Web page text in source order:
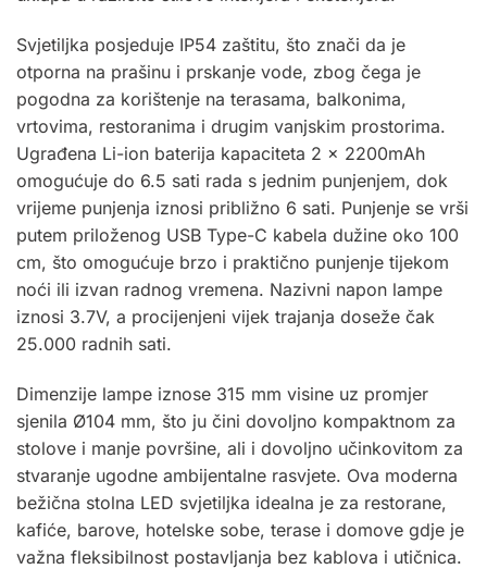
Svjetiljka posjeduje IP54 zaštitu, što znači da je
otporna na prašinu i prskanje vode, zbog čega je
pogodna za korištenje na terasama, balkonima,
vrtovima, restoranima i drugim vanjskim prostorima.
Ugrađena Li-ion baterija kapaciteta 2 x 2200mAh
omogućuje do 6.5 sati rada s jednim punjenjem, dok
vrijeme punjenja iznosi približno 6 sati. Punjenje se vrši
putem priloženog USB Type-C kabela dužine oko 100
cm, što omogućuje brzo i praktično punjenje tijekom
noći ili izvan radnog vremena. Nazivni napon lampe
iznosi 3.7V, a procijenjeni vijek trajanja doseže čak
25.000 radnih sati.
Dimenzije lampe iznose 315 mm visine uz promjer
sjenila Ø104 mm, što ju čini dovoljno kompaktnom za
stolove i manje površine, ali i dovoljno učinkovitom za
stvaranje ugodne ambijentalne rasvjete. Ova moderna
bežična stolna LED svjetiljka idealna je za restorane,
kafiće, barove, hotelske sobe, terase i domove gdje je
važna fleksibilnost postavljanja bez kablova i utičnica.